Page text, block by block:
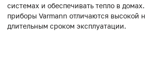
системах и обеспечивать тепло в
приборы Varmann отличаются высокой
длительным сроком эксплуатации.